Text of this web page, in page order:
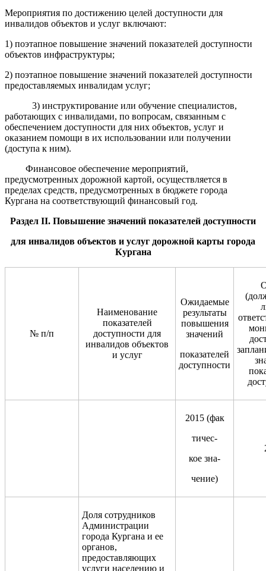
Мероприятия по достижению целей доступности для
инвалидов объектов и услуг включают:
1) поэтапное повышение значений показателей доступности
объектов инфраструктуры;
2) поэтапное повышение значений показателей доступности
предоставляемых инвалидам услуг;
3) инструктирование или обучение специалистов,
работающих с инвалидами, по вопросам, связанным с
обеспечением доступности для них объектов, услуг и
оказанием помощи в их использовании или получении
(доступа к ним).
Финансовое обеспечение мероприятий,
предусмотренных дорожной картой, осуществляется в
пределах средств, предусмотренных в бюджете города
Кургана на соответствующий финансовый год.
Раздел II. Повышение значений показателей доступности
для инвалидов объектов и услуг дорожной карты города
Кургана
№ п/п
Наименование
показателей
доступности для
инвалидов объектов
и услуг
Ожидаемые
результаты
повышения
значений
показателей
доступности
2015 (фак
тичес-
кое зна-
чение)
Доля сотрудников
Администрации
города Кургана и ее
органов,
предоставляющих
услуги населению и